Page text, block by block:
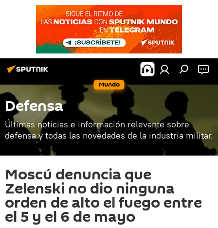
Mundo
Defensa
Últimas noticias e información relevante sobre
defensa y todas las novedades de la industria militar.
Moscú denuncia que
Zelenski no dio ninguna
orden de alto el fuego entre
el 5 y el 6 de mayo